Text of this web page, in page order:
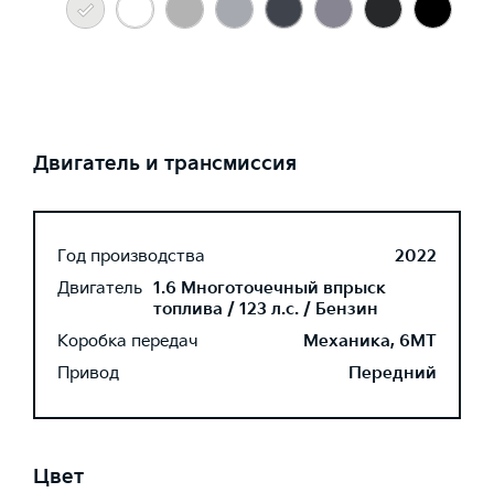
Двигатель и трансмиссия
Год производства
2022
Двигатель 1.6 Многоточечный впрыск
топлива / 123 л.с. / Бензин
Коробка передач
Механика, 6MT
Привод
Передний
Цвет